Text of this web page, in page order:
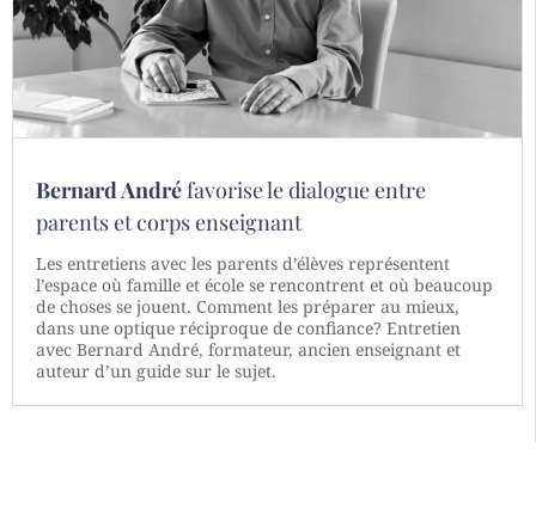
Bernard Andréfavorise le dialogue entre
parents et corps enseignant
Les entretiens avec les parents d’élèves représentent
l’espace où famille et école se rencontrent et où beaucoup
de choses se jouent. Comment les préparer au mieux,
dans une optique réciproque de confiance? Entretien
avec Bernard André, formateur, ancien enseignant et
auteur d’un guide sur le sujet.